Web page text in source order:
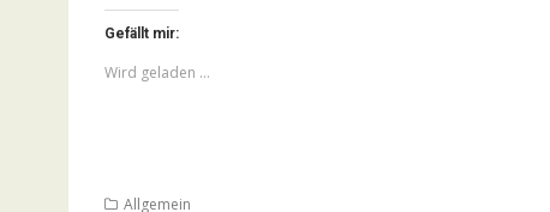
Gefällt mir:
Wird geladen …
Allgemein